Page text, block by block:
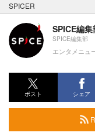
SPICER
SPICE編集
SPICE編集部
エンタメニュ
ポスト シェア